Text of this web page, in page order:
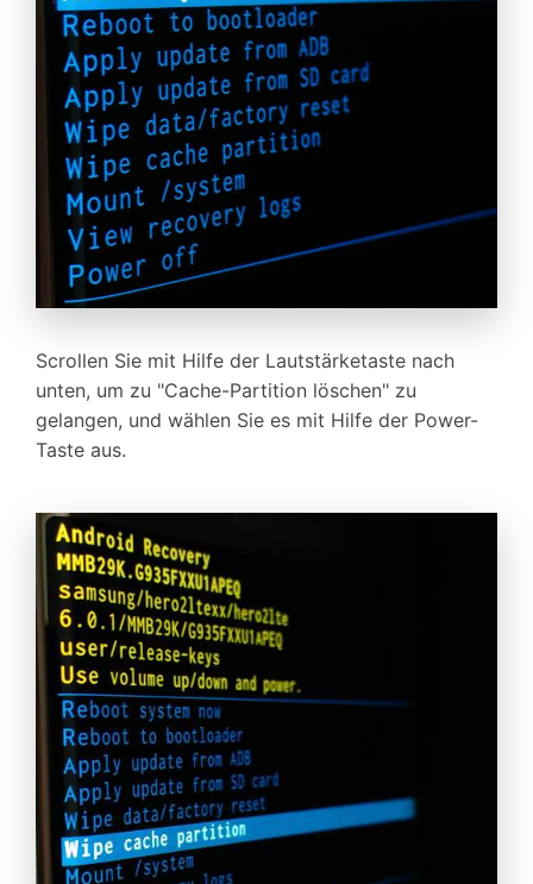
Scrollen Sie mit Hilfe der Lautstärketaste nach
unten, um zu "Cache-Partition löschen" zu
gelangen, und wählen Sie es mit Hilfe der Power-
Taste aus.